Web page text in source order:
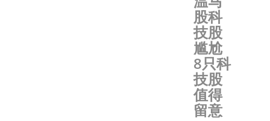
股科
技股
尴尬
8只科
技股
值得
留意